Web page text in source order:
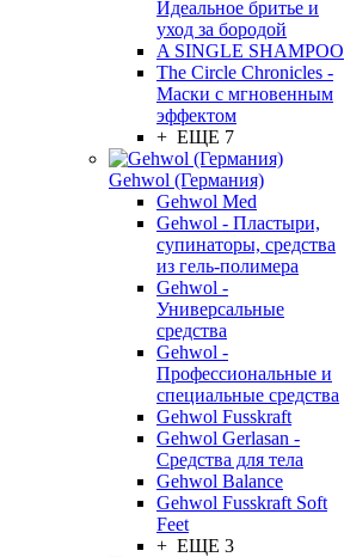
Идеальное бритье и
уход за бородой
A SINGLE SHAMPOO
The Circle Chronicles -
Маски с мгновенным
эффектом
+ ЕЩЕ 7
Gehwol (Германия)
Gehwol Med
Gehwol - Пластыри,
супинаторы, средства
из гель-полимера
Gehwol -
Универсальные
средства
Gehwol -
Профессиональные и
специальные средства
Gehwol Fusskraft
Gehwol Gerlasan -
Средства для тела
Gehwol Balance
Gehwol Fusskraft Soft
Feet
+ ЕЩЕ 3